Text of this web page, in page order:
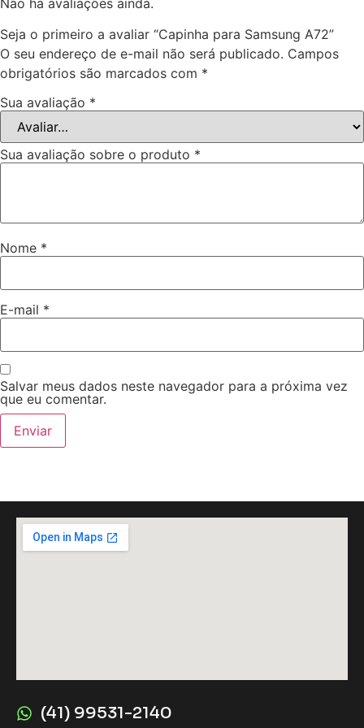
Seja o primeiro a avaliar “Capinha para Samsung A72”
O seu endereço de e-mail não será publicado. Campos
obrigatórios são marcados com *
Sua avaliação *
Sua avaliação sobre o produto *
Nome *
E-mail *
Salvar meus dados neste navegador para a próxima vez
que eu comentar.
(41) 99531-2140